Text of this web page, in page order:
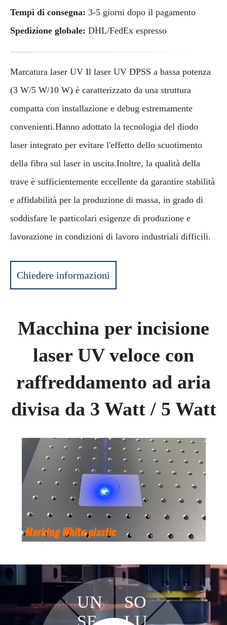
Tempi di consegna: 3-5 giorni dopo il pagamento
Spedizione globale: DHL/FedEx espresso
Marcatura laser UV Il laser UV DPSS a bassa potenza
(3 W/5 W/10 W) è caratterizzato da una struttura
compatta con installazione e debug estremamente
convenienti.Hanno adottato la tecnologia del diodo
laser integrato per evitare l'effetto dello scuotimento
della fibra sul laser in uscita.Inoltre, la qualità della
trave è sufficientemente eccellente da garantire stabilità
e affidabilità per la produzione di massa, in grado di
soddisfare le particolari esigenze di produzione e
lavorazione in condizioni di lavoro industriali difficili.
Chiedere informazioni
Macchina per incisione
laser UV veloce con
raffreddamento ad aria
divisa da 3 Watt / 5 Watt
Unmute Loaded
UN
SER
SO
LU